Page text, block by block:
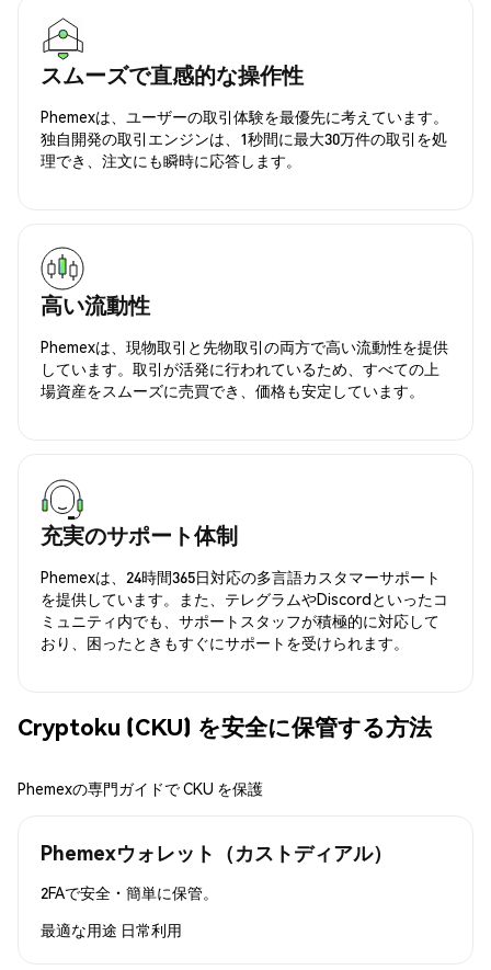
スムーズで直感的な操作性
Phemexは、ユーザーの取引体験を最優先に考えています。
独自開発の取引エンジンは、1秒間に最大30万件の取引を処
理でき、注文にも瞬時に応答します。
高い流動性
Phemexは、現物取引と先物取引の両方で高い流動性を提供
しています。取引が活発に行われているため、すべての上
場資産をスムーズに売買でき、価格も安定しています。
充実のサポート体制
Phemexは、24時間365日対応の多言語カスタマーサポート
を提供しています。また、テレグラムやDiscordといったコ
ミュニティ内でも、サポートスタッフが積極的に対応して
おり、困ったときもすぐにサポートを受けられます。
Cryptoku (CKU) を安全に保管する方法
Phemexの専門ガイドで CKU を保護
Phemexウォレット（カストディアル）
2FAで安全・簡単に保管。
最適な用途 日常利用